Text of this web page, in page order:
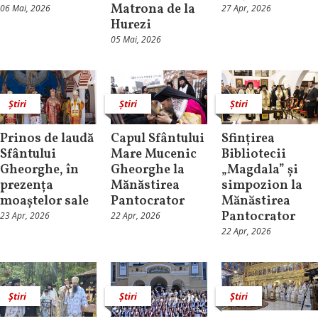
06 Mai, 2026
Matrona de la
Hurezi
05 Mai, 2026
27 Apr, 2026
Știri
Prinos de laudă
Sfântului
Gheorghe, în
prezența
moaștelor sale
23 Apr, 2026
Știri
Capul Sfântului
Mare Mucenic
Gheorghe la
Mănăstirea
Pantocrator
22 Apr, 2026
Știri
Sfințirea
Bibliotecii
„Magdala” și
simpozion la
Mănăstirea
Pantocrator
22 Apr, 2026
Știri Știri Știri